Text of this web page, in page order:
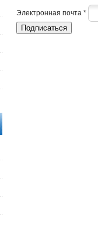
Электронная почта *